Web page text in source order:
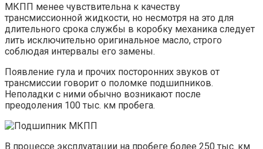
МКПП менее чувствительна к качеству
трансмиссионной жидкости, но несмотря на это для
длительного срока службы в коробку механика следует
лить исключительно оригинальное масло, строго
соблюдая интервалы его замены.
Появление гула и прочих посторонних звуков от
трансмиссии говорит о поломке подшипников.
Неполадки с ними обычно возникают после
преодоления 100 тыс. км пробега.
В процессе эксплуатации на пробеге более 250 тыс. км